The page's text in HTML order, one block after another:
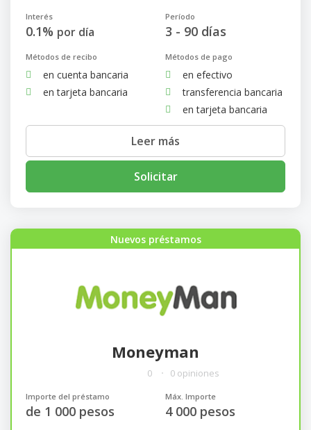
Interés
0.1% por día
Período
3 - 90 días
Métodos de recibo
en cuenta bancaria
en tarjeta bancaria
Métodos de pago
en efectivo
transferencia bancaria
en tarjeta bancaria
Leer más
Solicitar
Nuevos préstamos
Moneyman
0 0 opiniones
Importe del préstamo
de 1 000 pesos
Máx. Importe
4 000 pesos